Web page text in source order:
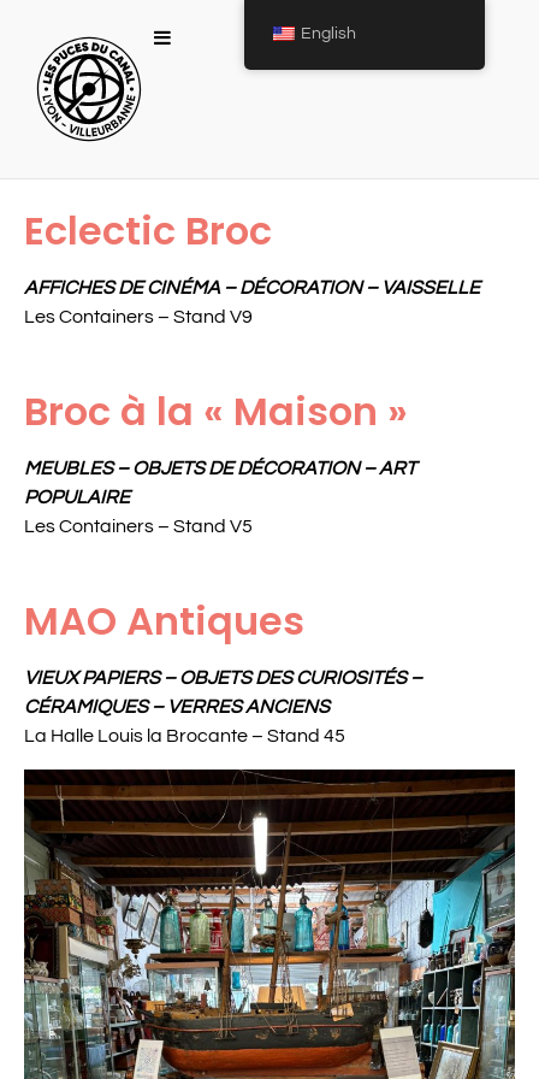
Eclectic Broc
AFFICHES DE CINÉMA – DÉCORATION – VAISSELLE
Les Containers – Stand V9
Broc à la « Maison »
MEUBLES – OBJETS DE DÉCORATION – ART
POPULAIRE
Les Containers – Stand V5
MAO Antiques
VIEUX PAPIERS – OBJETS DES CURIOSITÉS –
CÉRAMIQUES – VERRES ANCIENS
La Halle Louis la Brocante – Stand 45
English